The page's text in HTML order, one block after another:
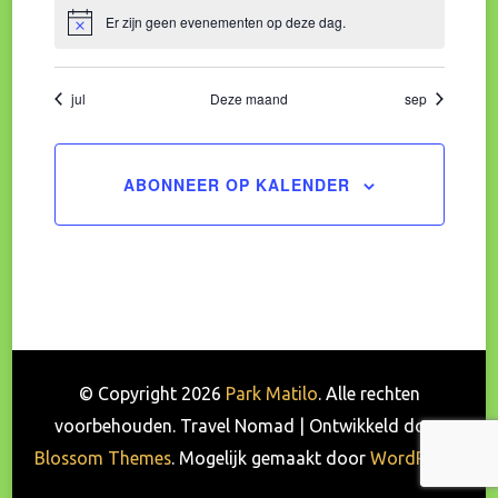
BerichtEr zijn geen evenementen op deze dag.
jul Deze maand sep
ABONNEER OP KALENDER
© Copyright 2026 Park Matilo. Alle rechten
voorbehouden. Travel Nomad | Ontwikkeld door
Blossom Themes. Mogelijk gemaakt door WordPress